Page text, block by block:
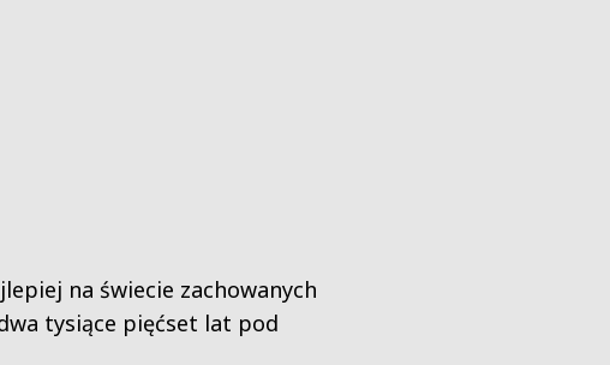
na świecie zachowanych
tysiące pięćset lat pod